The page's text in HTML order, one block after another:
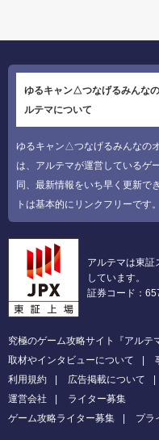
ゆるキャン△つなげるみんな
ルテマについて
ゆるキャン△つなげるみんなの
は、アルテマが運営しているゲ
同、最新情報をいち早く更新で
トは基本的にリンクフリーです。
アルテマは東証
しています。
証券コード：
究極のゲーム攻略サイト『アルテ
取材やインタビューについて
利用規約
広告掲載について
運営会社
ライター募集
ゲーム攻略ライター募集
プラ